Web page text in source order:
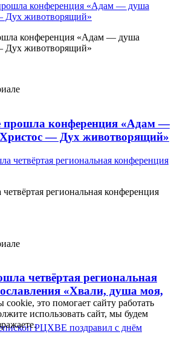
конференция «Адам — душа
Дух животворящий»
прошла конференция «Адам —
— Дух животворящий»
региональная конференция
четвёртая региональная
«Хвали, душа моя,
это помогает сайту работать
использовать сайт, мы будем